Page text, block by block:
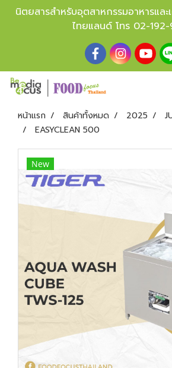
นิตยสารสำหรับอุตสาหกรรมอาหารแล
ไทยแลนด์ โทร 02-
หน้าแรก สินค้าทั้งหมด 2025
EASYCLEAN 500
New